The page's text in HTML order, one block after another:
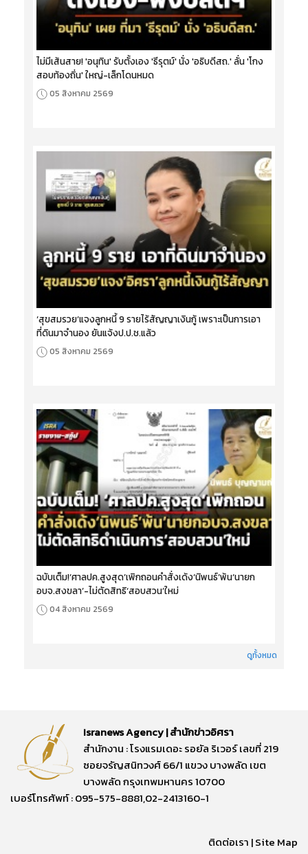
ไม่มีเส้นสาย! 'อนุทิน' รับตั้งเอง 'ธีรุตม์' นั่ง 'อธิบดีสถ.' ลั่น 'โกง
สอบท้องถิ่น' ใหญ่-เล็กโดนหมด
05 สิงหาคม 2569
‘สุขสมรวย’แจงลูกหนี้ 9 รายไร้สัญญาเงินกู้ เพราะเป็นการเอา
ที่ดินมาจำนอง ยันแจ้งป.ป.ช.แล้ว
05 สิงหาคม 2569
ฉบับเต็ม!‘ศาลปค.สูงสุด’เพิกถอนคำสั่งเด้ง‘นิพนธ์’พ้น‘นายก
อบจ.สงขลา’-ไม่ตัดสิทธิ‘สอบสวน’ใหม่
04 สิงหาคม 2569
ดูทั้งหมด
Isranews Agency | สำนักข่าวอิศรา
สำนักงาน : โรงแรมเดอะ รอยัล ริเวอร์ เลขที่ 219
ซอยจรัญสนิทวงศ์ 66/1 แขวง บางพลัด เขต
บางพลัด กรุงเทพมหานคร 10700
เบอร์โทรศัพท์ : 095-575-8881,02-2413160-1
ติดต่อเรา |Site Map